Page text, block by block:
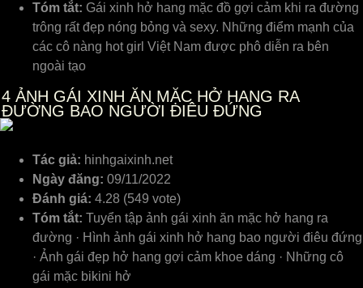
Tóm tắt: Gái xinh hở hang mặc đồ gợi cảm khi ra đường
trông rất đẹp nóng bỏng và sexy. Những điểm mạnh của
các cô nàng hot girl Việt Nam được phô diễn ra bên
ngoài tạo
4 ẢNH GÁI XINH ĂN MẶC HỞ HANG RA
ĐƯỜNG BAO NGƯỜI ĐIÊU ĐỨNG
Tác giả: hinhgaixinh.net
Ngày đăng: 09/11/2022
Đánh giá: 4.28 (549 vote)
Tóm tắt: Tuyển tập ảnh gái xinh ăn mặc hở hang ra
đường · Hình ảnh gái xinh hở hang bao người điêu đứng
· Ảnh gái đẹp hở hang gợi cảm khoe dáng · Những cô
gái mặc bikini hở